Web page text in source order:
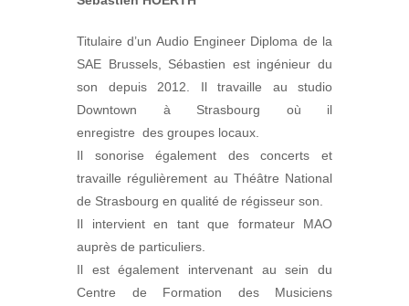
Titulaire d’un Audio Engineer Diploma de la
SAE Brussels, Sébastien est ingénieur du
son depuis 2012. Il travaille au studio
Downtown à Strasbourg où il
enregistre des groupes locaux.
Il sonorise également des concerts et
travaille régulièrement au Théâtre National
de Strasbourg en qualité de régisseur son.
Il intervient en tant que formateur MAO
auprès de particuliers.
Il est également intervenant au sein du
Centre de Formation des Musiciens